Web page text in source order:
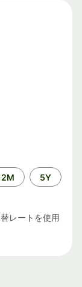
5Y
レートを使用